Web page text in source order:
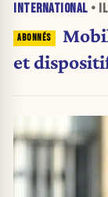
INTERNATIONAL •
et